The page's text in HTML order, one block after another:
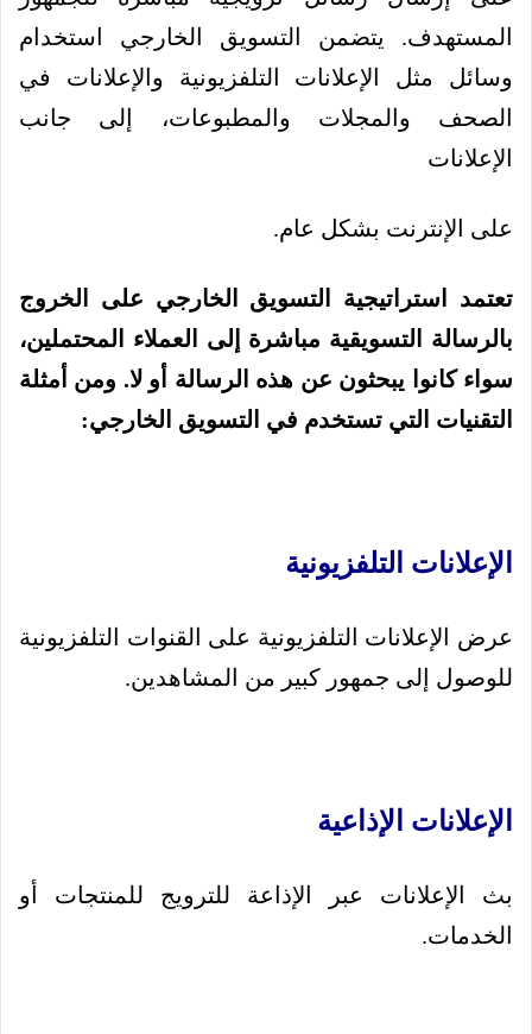
المستهدف. يتضمن التسويق الخارجي استخدام
وسائل مثل الإعلانات التلفزيونية والإعلانات في
الصحف والمجلات والمطبوعات، إلى جانب
الإعلانات
على الإنترنت بشكل عام.
تعتمد استراتيجية التسويق الخارجي على الخروج
بالرسالة التسويقية مباشرة إلى العملاء المحتملين،
سواء كانوا يبحثون عن هذه الرسالة أو لا. ومن أمثلة
التقنيات التي تستخدم في التسويق الخارجي:
الإعلانات التلفزيونية
عرض الإعلانات التلفزيونية على القنوات التلفزيونية
للوصول إلى جمهور كبير من المشاهدين.
الإعلانات الإذاعية
بث الإعلانات عبر الإذاعة للترويج للمنتجات أو
الخدمات.